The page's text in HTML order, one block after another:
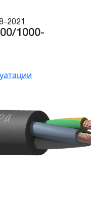
2021
1000-